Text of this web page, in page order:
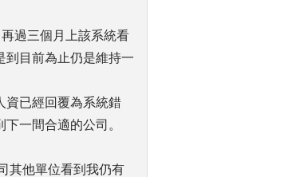
過三個月上該系統看
到目前為止仍是維持一
已經回覆為系統錯
一間合適的公司。
其他單位看到我仍有